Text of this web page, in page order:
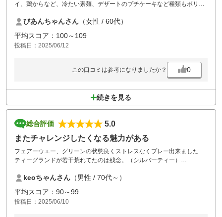
イ、鶏からなど、冷たい素麺、デザートのプチケーキなど種類もボリュ
お風呂のお湯がカルシウムのカス？やら埃やらが浮いててあまり清潔に
思いませんでした
女性も若い人も少ない感じでなんだかあかぬけてない印象でしたが、私
にはアクセスしやすく又行ってもいいかなという感じでした。
びあんちゃんさん （女性 / 60代）
平均スコア：100～109
投稿日：2025/06/12
この口コミは参考になりましたか？ 0
続きを見る
総合評価
5.0
またチャレンジしたくなる魅力がある
フェアーウエー、グリーンの状態良くストレスなくプレー出来ました
ティーグランドが若干荒れてたのは残念。（シルバーティー）
ースだということでしょう
毎度
チャレンジ心を刺激してくれます
今回初めて昼ごはんがバイキング形式でしたが大満足でした
keoちゃんさん （男性 / 70代～）
平均スコア：90～99
投稿日：2025/06/10